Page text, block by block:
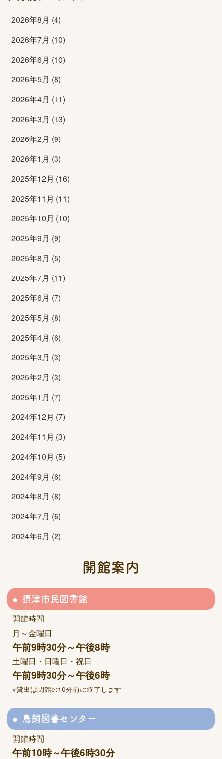
2026年8月 (4)
2026年7月 (10)
2026年6月 (10)
2026年5月 (8)
2026年4月 (11)
2026年3月 (13)
2026年2月 (9)
2026年1月 (3)
2025年12月 (16)
2025年11月 (11)
2025年10月 (10)
2025年9月 (9)
2025年8月 (5)
2025年7月 (11)
2025年6月 (7)
2025年5月 (8)
2025年4月 (6)
2025年3月 (3)
2025年2月 (3)
2025年1月 (7)
2024年12月 (7)
2024年11月 (3)
2024年10月 (5)
2024年9月 (6)
2024年8月 (8)
2024年7月 (6)
2024年6月 (2)
開館案内
摂津市民図書館
開館時間
月～金曜日
午前9時30分～午後8時
土曜日・日曜日・祝日
午前9時30分～午後6時
※貸出は閉館の10分前に終了します
鳥飼図書センター
開館時間
午前10時～午後6時30分